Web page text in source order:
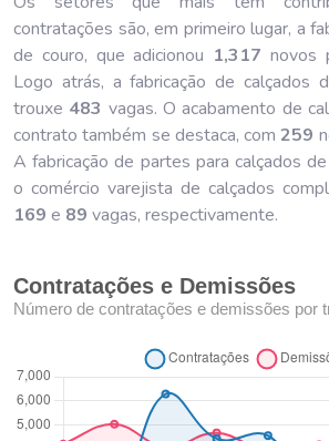
contratações são, em primeiro lugar, a
de couro, que adicionou 1,317 novos
Logo atrás, a fabricação de calçados
trouxe 483 vagas. O acabamento de
contrato também se destaca, com259
A fabricação de partes para calçados
o comércio varejista de calçados
169 e 89 vagas, respectivamente.
Contratações e Demissões
Número de contratações e demissões por